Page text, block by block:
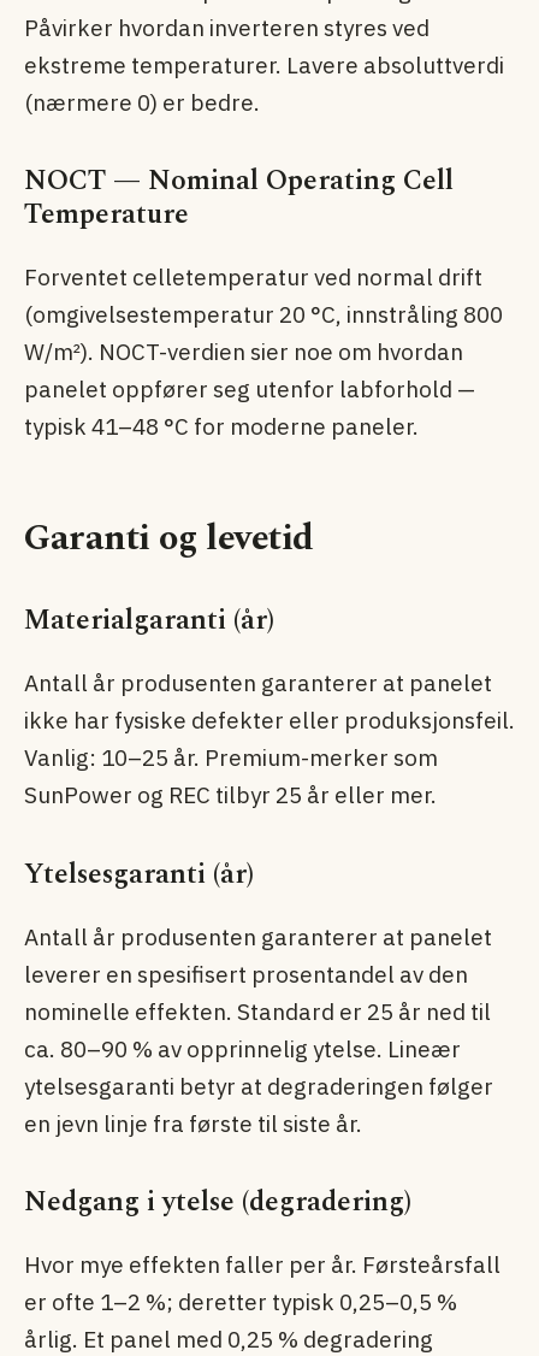
Påvirker hvordan inverteren styres ved
ekstreme temperaturer. Lavere absoluttverdi
(nærmere 0) er bedre.
NOCT — Nominal Operating Cell
Temperature
Forventet celletemperatur ved normal drift
(omgivelsestemperatur 20 °C, innstråling 800
W/m²). NOCT-verdien sier noe om hvordan
panelet oppfører seg utenfor labforhold —
typisk 41–48 °C for moderne paneler.
Garanti og levetid
Materialgaranti (år)
Antall år produsenten garanterer at panelet
ikke har fysiske defekter eller produksjonsfeil.
Vanlig: 10–25 år. Premium-merker som
SunPower og REC tilbyr 25 år eller mer.
Ytelsesgaranti (år)
Antall år produsenten garanterer at panelet
leverer en spesifisert prosentandel av den
nominelle effekten. Standard er 25 år ned til
ca. 80–90 % av opprinnelig ytelse. Lineær
ytelsesgaranti betyr at degraderingen følger
en jevn linje fra første til siste år.
Nedgang i ytelse (degradering)
Hvor mye effekten faller per år. Førsteårsfall
er ofte 1–2 %; deretter typisk 0,25–0,5 %
årlig. Et panel med 0,25 % degradering